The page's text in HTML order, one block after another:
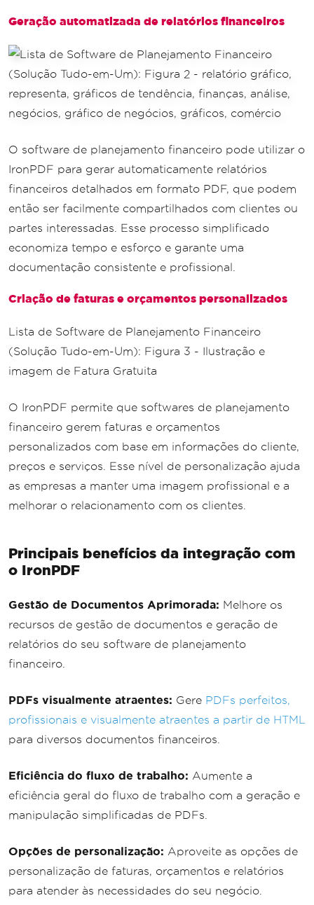
Geração automatizada de relatórios financeiros
O software de planejamento financeiro pode utilizar o
IronPDF para gerar automaticamente relatórios
financeiros detalhados em formato PDF, que podem
então ser facilmente compartilhados com clientes ou
partes interessadas. Esse processo simplificado
economiza tempo e esforço e garante uma
documentação consistente e profissional.
Criação de faturas e orçamentos personalizados
Lista de Software de Planejamento Financeiro
(Solução Tudo-em-Um): Figura 3 - Ilustração e
imagem de Fatura Gratuita
O IronPDF permite que softwares de planejamento
financeiro gerem faturas e orçamentos
personalizados com base em informações do cliente,
preços e serviços. Esse nível de personalização ajuda
as empresas a manter uma imagem profissional e a
melhorar o relacionamento com os clientes.
Principais benefícios da integração com
o IronPDF
Gestão de Documentos Aprimorada: Melhore os
recursos de gestão de documentos e geração de
relatórios do seu software de planejamento
financeiro.
PDFs visualmente atraentes: Gere PDFs perfeitos,
profissionais e visualmente atraentes a partir de HTML
para diversos documentos financeiros.
Eficiência do fluxo de trabalho: Aumente a
eficiência geral do fluxo de trabalho com a geração e
manipulação simplificadas de PDFs.
Opções de personalização: Aproveite as opções de
personalização de faturas, orçamentos e relatórios
para atender às necessidades do seu negócio.